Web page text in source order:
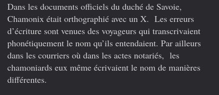
Dans les documents officiels du duché de Savoie,
Chamonix était orthographié avec un X. Les erreurs
d’écriture sont venues des voyageurs qui transcrivaient
phonétiquement le nom qu’ils entendaient. Par ailleurs
dans les courriers où dans les actes notariés, les
chamoniards eux même écrivaient le nom de manières
différentes.